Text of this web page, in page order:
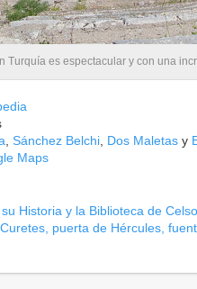
Turquía es espectacular y con una
Sánchez Belchi Dos Maletas y
Maps
Historia y la Biblioteca de Celso
puerta de Hércules,